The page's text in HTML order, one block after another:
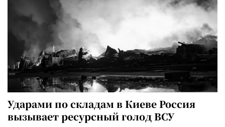
Ударами по складам в Киеве Россия
вызывает ресурсный голод ВСУ